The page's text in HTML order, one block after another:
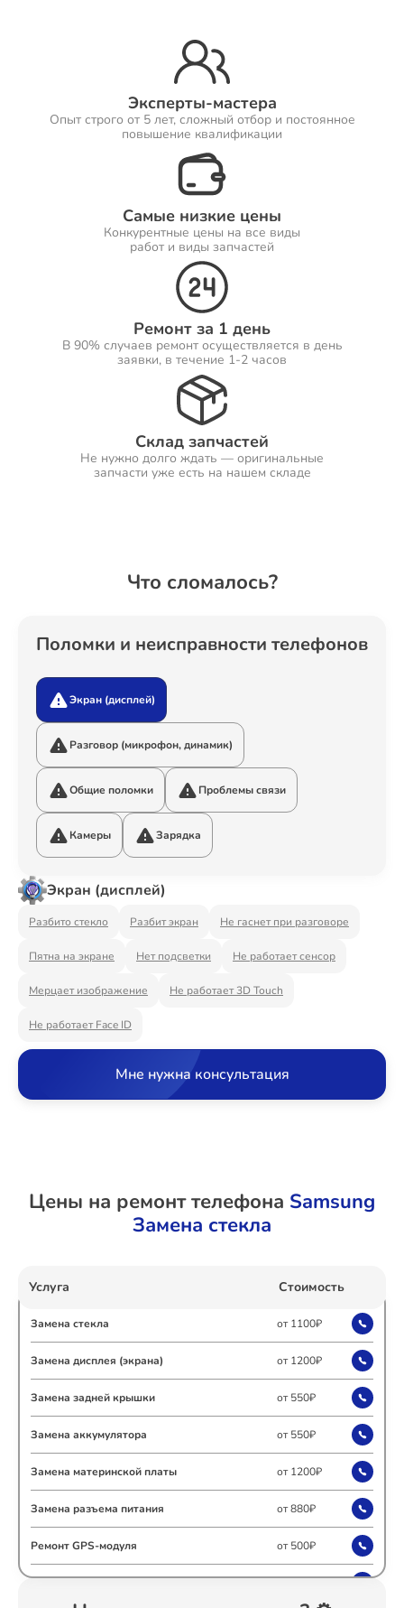
Эксперты-мастера
Опыт строго от 5 лет, сложный отбор и постоянное
повышение квалификации
Самые низкие цены
Конкурентные цены на все виды
работ и виды запчастей
Ремонт за 1 день
В 90% случаев ремонт осуществляется в день
заявки, в течение 1-2 часов
Склад запчастей
Не нужно долго ждать — оригинальные
запчасти уже есть на нашем складе
Что сломалось?
Поломки и неисправности телефонов
Экран (дисплей)
Разговор (микрофон, динамик)
Общие поломки Проблемы связи
Камеры Зарядка
Экран (дисплей)
Разбито стекло Разбит экран Не гаснет при разговоре
Пятна на экране Нет подсветки Не работает сенсор
Мерцает изображение Не работает 3D Touch
Не работает Face ID
Мне нужна консультация
Цены на ремонт телефона Samsung
Замена стекла
Услуга Стоимость
Замена стекла от 1100₽
Замена дисплея (экрана) от 1200₽
Замена задней крышки от 550₽
Замена аккумулятора от 550₽
Замена материнской платы от 1200₽
Замена разъема питания от 880₽
Ремонт GPS-модуля от 500₽
Ремонт сим лотка от 600₽
Ремонт Принтеров
Ремонт Саундбаров
Ремонт VR систем
Ремонт Сабвуферов
Ремонт Посудомоечных машин
Ремонт Холодильников
Ремонт Варочных панелей
Ремонт Акустических систем
Ремонт Видеостен
Ремонт Интерактивных панелей
Ремонт Вытяжек
Ремонт Холодильных камер
Ремонт Морозильных камер
Ремонт Кондиционеров
Ремонт ТВ-приставок
Ремонт Сушильных машин